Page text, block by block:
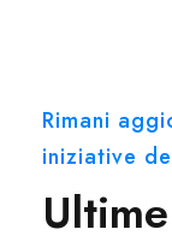
Rimani
iniziative